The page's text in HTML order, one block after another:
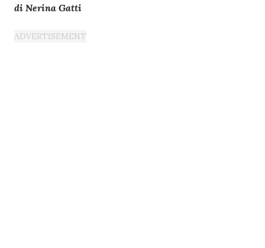
di Nerina Gatti